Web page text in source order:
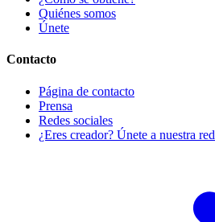
Quiénes somos
Únete
Contacto
Página de contacto
Prensa
Redes sociales
¿Eres creador? Únete a nuestra red